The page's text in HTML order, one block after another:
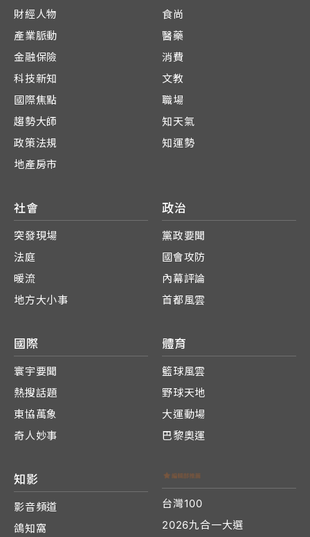
財經人物
產業脈動
金融保險
科技新知
國際焦點
趨勢大師
政策法規
地產房市
食尚
醫藥
消費
文教
職場
知天氣
知運勢
社會
突發現場
法庭
暖流
地方大小事
政治
黨政要聞
國會攻防
內幕評論
首都風雲
國際
寰宇要聞
熱搜話題
東協萬象
奇人妙事
體育
籃球風雲
野球天地
大運動場
巴黎奧運
知影
影音頻道
鴿知窩
台灣100
2026九合一大選